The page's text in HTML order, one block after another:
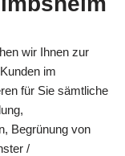
wir Ihnen zur
im
für Sie sämtliche
Begrünung von
/